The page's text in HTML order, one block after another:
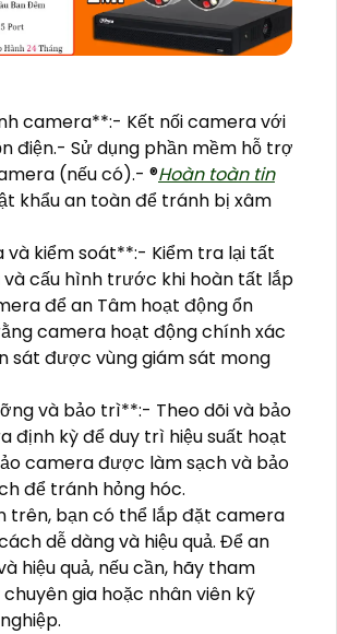
camera**:- Kết nối camera với
điện.- Sử dụng phần mềm hỗ trợ
(nếu có).- ®️Hoàn toàn tin
khẩu an toàn để tránh bị xâm
và kiểm soát**:- Kiểm tra lại tất
cấu hình trước khi hoàn tất lắp
để an Tâm hoạt động ổn
camera hoạt động chính xác
sát được vùng giám sát mong
và bảo trì**:- Theo dõi và bảo
định kỳ để duy trì hiệu suất hoạt
camera được làm sạch và bảo
để tránh hỏng hóc.
trên, bạn có thể lắp đặt camera
dễ dàng và hiệu quả. Để an
hiệu quả, nếu cần, hãy tham
gia hoặc nhân viên kỹ